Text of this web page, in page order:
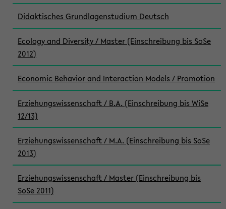
Didaktisches Grundlagenstudium Deutsch
Ecology and Diversity / Master (Einschreibung bis SoSe
2012)
Economic Behavior and Interaction Models / Promotion
Erziehungswissenschaft / B.A. (Einschreibung bis WiSe
12/13)
Erziehungswissenschaft / M.A. (Einschreibung bis SoSe
2013)
Erziehungswissenschaft / Master (Einschreibung bis
SoSe 2011)